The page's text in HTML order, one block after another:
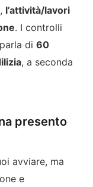
l’attività/lavori
. I controlli
di 60
, a seconda
presento
avviare, ma
e